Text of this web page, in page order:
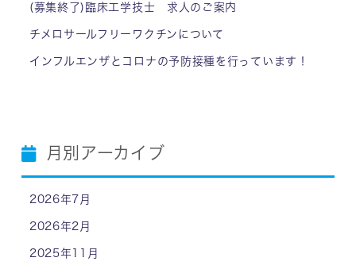
(募集終了)臨床工学技士 求人のご案内
チメロサールフリーワクチンについて
インフルエンザとコロナの予防接種を行っています！
月別アーカイブ
2026年7月
2026年2月
2025年11月